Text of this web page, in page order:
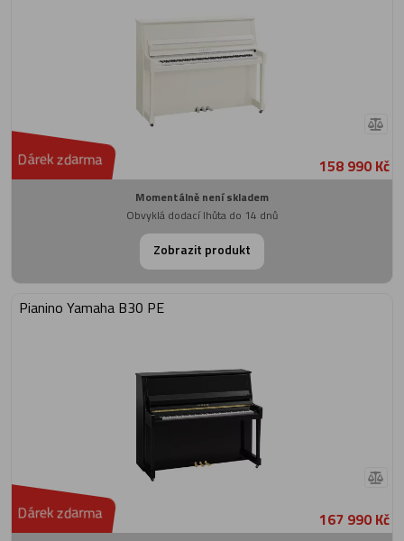
Dárek zdarma 158 990 Kč
Momentálně není skladem
Obvyklá dodací lhůta do 14 dnů
Zobrazit produkt
Pianino Yamaha B30 PE
Dárek zdarma 167 990 Kč